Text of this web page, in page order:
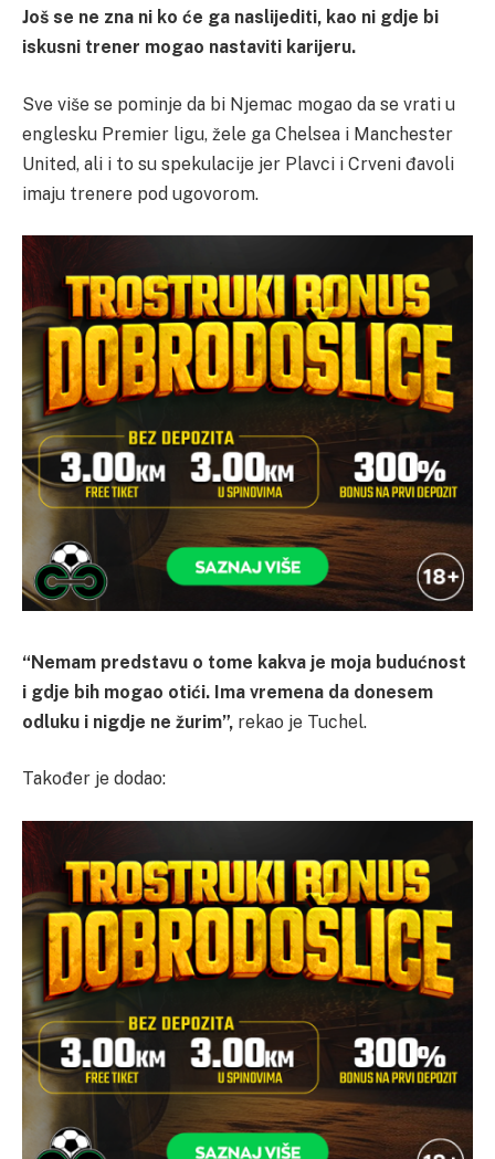
Još se ne zna ni ko će ga naslijediti, kao ni gdje bi
iskusni trener mogao nastaviti karijeru.
Sve više se pominje da bi Njemac mogao da se vrati u
englesku Premier ligu, žele ga Chelsea i Manchester
United, ali i to su spekulacije jer Plavci i Crveni đavoli
imaju trenere pod ugovorom.
“Nemam predstavu o tome kakva je moja budućnost
i gdje bih mogao otići. Ima vremena da donesem
odluku i nigdje ne žurim”, rekao je Tuchel.
Također je dodao: